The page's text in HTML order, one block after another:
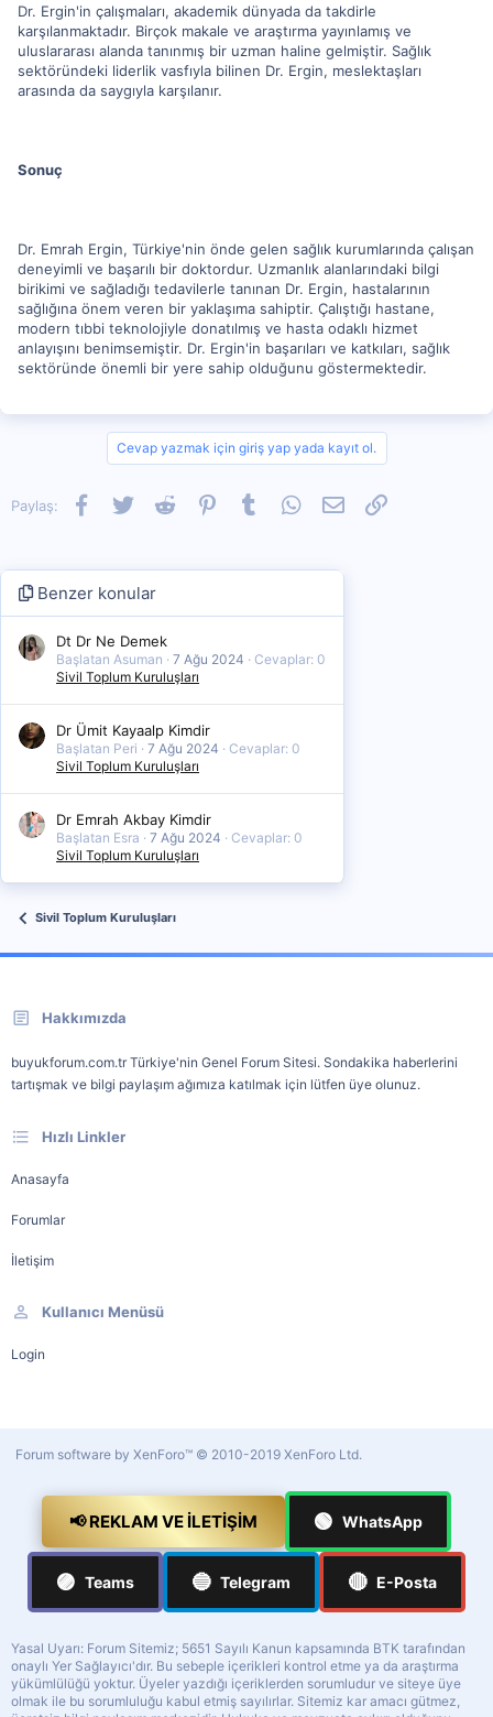
Dr. Ergin'in çalışmaları, akademik dünyada da takdirle
karşılanmaktadır. Birçok makale ve araştırma yayınlamış ve
uluslararası alanda tanınmış bir uzman haline gelmiştir. Sağlık
sektöründeki liderlik vasfıyla bilinen Dr. Ergin, meslektaşları
arasında da saygıyla karşılanır.
Sonuç
Dr. Emrah Ergin, Türkiye'nin önde gelen sağlık kurumlarında çalışan
deneyimli ve başarılı bir doktordur. Uzmanlık alanlarındaki bilgi
birikimi ve sağladığı tedavilerle tanınan Dr. Ergin, hastalarının
sağlığına önem veren bir yaklaşıma sahiptir. Çalıştığı hastane,
modern tıbbi teknolojiyle donatılmış ve hasta odaklı hizmet
anlayışını benimsemiştir. Dr. Ergin'in başarıları ve katkıları, sağlık
sektöründe önemli bir yere sahip olduğunu göstermektedir.
Cevap yazmak için giriş yap yada kayıt ol.
Paylaş: Facebook
TwitterReddit PinterestTumblrWhatsApp
E-postaLink
Benzer konular
Dt Dr Ne Demek
Başlatan Asuman 7 Ağu 2024
Cevaplar: 0
Sivil Toplum Kuruluşları
Dr Ümit Kayaalp Kimdir
Başlatan Peri 7 Ağu 2024
Cevaplar: 0
Sivil Toplum Kuruluşları
Dr Emrah Akbay Kimdir
Başlatan Esra 7 Ağu 2024
Cevaplar: 0
Sivil Toplum Kuruluşları
Sivil Toplum Kuruluşları
Hakkımızda
buyukforum.com.tr Türkiye'nin Genel Forum Sitesi. Sondakika haberlerini
tartışmak ve bilgi paylaşım ağımıza katılmak için lütfen üye olunuz.
Hızlı Linkler
Anasayfa
Forumlar
İletişim
Kullanıcı Menüsü
Login
Forum software by XenForo™ © 2010-2019 XenForo Ltd.
📢 REKLAM VE İLETIŞIM 🟢 WhatsApp
🟣 Teams 🔵 Telegram 🔴 E-Posta
Yasal Uyarı: Forum Sitemiz; 5651 Sayılı Kanun kapsamında BTK tarafından
onaylı Yer Sağlayıcı'dır. Bu sebeple içerikleri kontrol etme ya da araştırma
yükümlülüğü yoktur. Üyeler yazdığı içeriklerden sorumludur ve siteye üye
olmak ile bu sorumluluğu kabul etmiş sayılırlar. Sitemiz kar amacı gütmez,